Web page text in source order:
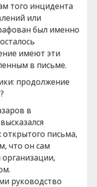
того инцидента
или
был именно
имеют эти
в письме.
в
письма,
что он сам
руководство